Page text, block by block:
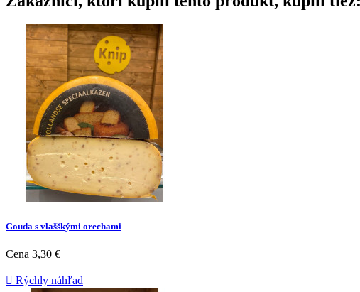
Gouda s vlašškými orechami
Cena 3,30 €
 Rýchly náhľad